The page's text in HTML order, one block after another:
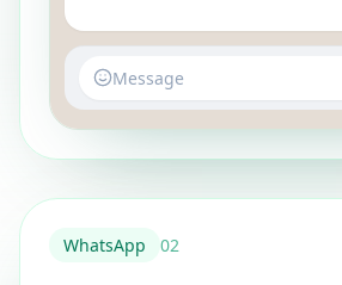
Message
WhatsApp 02